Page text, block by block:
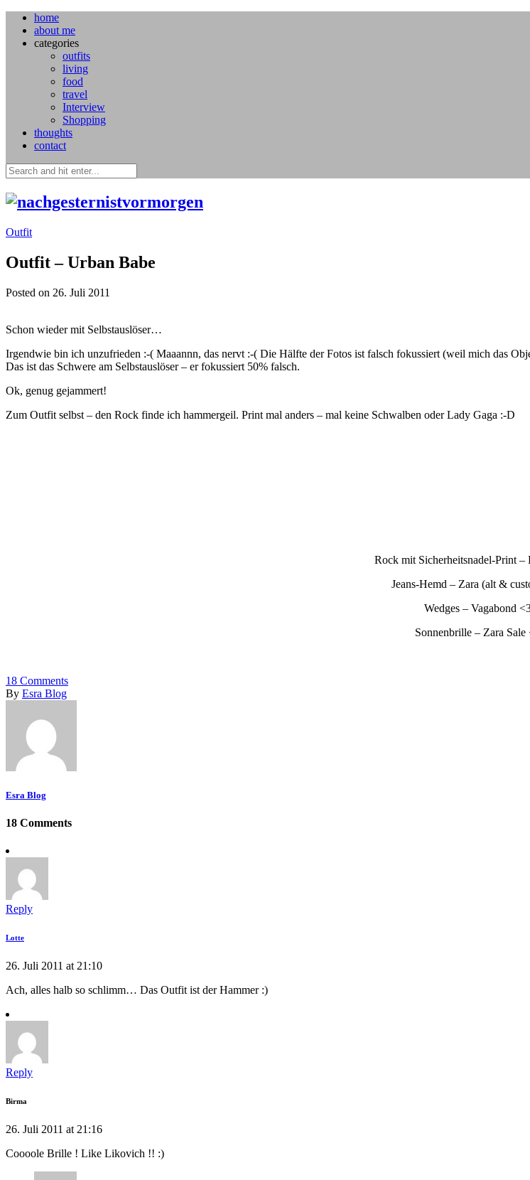
home
about me
categories
outfits
living
food
travel
Interview
Shopping
thoughts
contact
Outfit
Outfit – Urban Babe
Posted on 26. Juli 2011
Schon wieder mit Selbstauslöser…
Irgendwie bin ich unzufrieden :-( Maaannn, das nervt :-( Die Hälfte der Fotos ist falsch fokussiert (weil mich das
Das ist das Schwere am Selbstauslöser – er fokussiert 50% falsch.
Ok, genug gejammert!
Zum Outfit selbst – den Rock finde ich hammergeil. Print mal anders – mal keine Schwalben oder Lady Gaga :-D
Rock mit Sicherheitsnadel-Print
Jeans-Hemd – Zara (alt &
Wedges – Vagabond
Sonnenbrille – Zara Sale
18 Comments
By Esra Blog
Esra Blog
18 Comments
Reply
Lotte
26. Juli 2011 at 21:10
Ach, alles halb so schlimm… Das Outfit ist der Hammer :)
Reply
Birma
26. Juli 2011 at 21:16
Coooole Brille ! Like Likovich !! :)